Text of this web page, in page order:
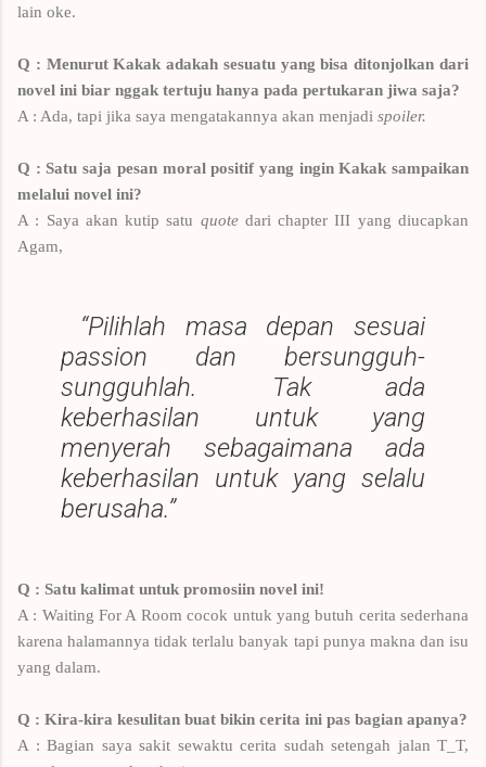
lain oke.
Q : Menurut Kakak adakah sesuatu yang bisa ditonjolkan dari
novel ini biar nggak tertuju hanya pada pertukaran jiwa saja?
A : Ada, tapi jika saya mengatakannya akan menjadi spoiler.
Q : Satu saja pesan moral positif yang ingin Kakak sampaikan
melalui novel ini?
A : Saya akan kutip satu quotedari chapter III yang diucapkan
Agam,
“Pilihlah masa depan sesuai
passion dan bersungguh-
sungguhlah. Tak ada
keberhasilan untuk yang
menyerah sebagaimana ada
keberhasilan untuk yang selalu
berusaha.”
Q : Satu kalimat untuk promosiin novel ini!
A : Waiting For A Room cocok untuk yang butuh cerita sederhana
karena halamannya tidak terlalu banyak tapi punya makna dan isu
yang dalam.
Q : Kira-kira kesulitan buat bikin cerita ini pas bagian apanya?
A : Bagian saya sakit sewaktu cerita sudah setengah jalan T_T,